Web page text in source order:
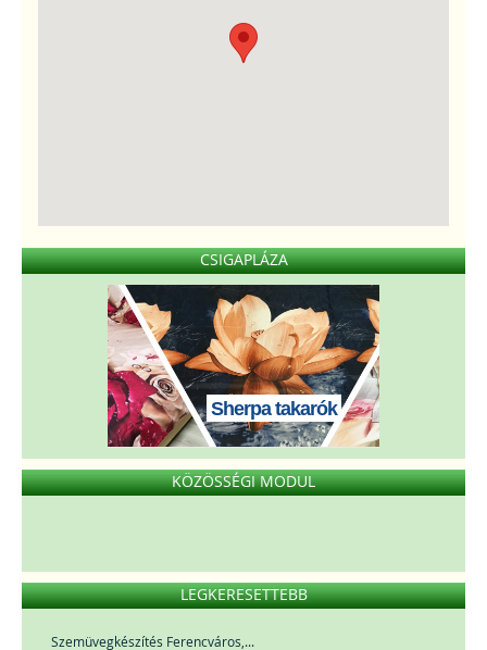
CSIGAPLÁZA
Sherpa takarók
KÖZÖSSÉGI MODUL
LEGKERESETTEBB
Szemüvegkészítés Ferencváros,...